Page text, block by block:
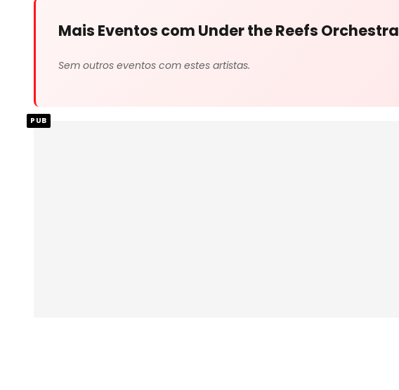
Mais Eventos com Under the Reefs Orchestra
Sem outros eventos com estes artistas.
PUB